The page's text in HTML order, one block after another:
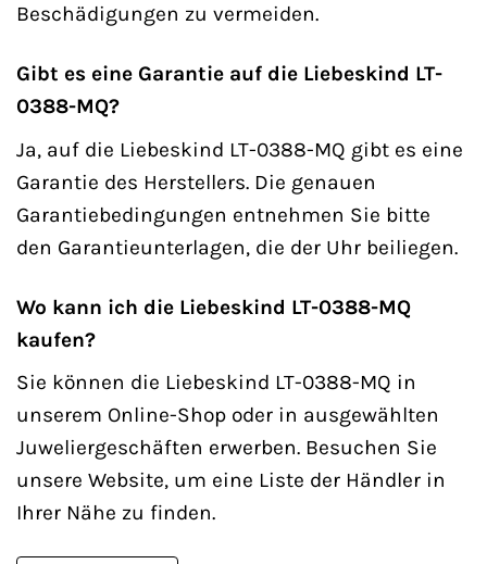
Beschädigungen zu vermeiden.
Gibt es eine Garantie auf die Liebeskind LT-
0388-MQ?
Ja, auf die Liebeskind LT-0388-MQ gibt es eine
Garantie des Herstellers. Die genauen
Garantiebedingungen entnehmen Sie bitte
den Garantieunterlagen, die der Uhr beiliegen.
Wo kann ich die Liebeskind LT-0388-MQ
kaufen?
Sie können die Liebeskind LT-0388-MQ in
unserem Online-Shop oder in ausgewählten
Juweliergeschäften erwerben. Besuchen Sie
unsere Website, um eine Liste der Händler in
Ihrer Nähe zu finden.